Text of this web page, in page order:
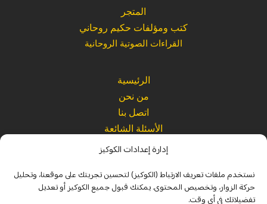
إدارة إعدادات الكوكيز
نستخدم ملفات تعريف الارتباط (الكوكيز) لتحسين تجربتك على موقعنا، وتحليل
حركة الزوار، وتخصيص المحتوى. يمكنك قبول جميع الكوكيز أو تعديل
تفضيلاتك في أي وقت.
المتجر
كتب ومؤلفات حكيم روحاني
القراءات الصوتية الروحانية
الرئيسية
من نحن
اتصل بنا
الأسئلة الشائعة
Usage Policy
|
Spiritual Disclaimer
|
Legal